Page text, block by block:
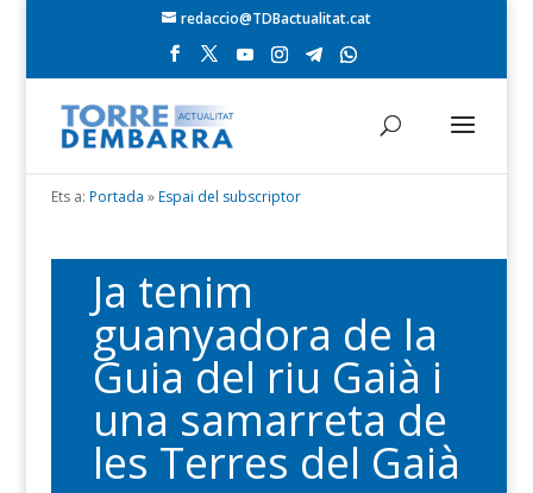
redaccio@TDBactualitat.cat
Ets a: Portada »Espai del subscriptor
Ja tenim
guanyadora de la
Guia del riu Gaià i
una samarreta de
les Terres del Gaià